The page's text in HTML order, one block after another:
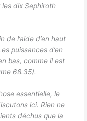
les dix Sephiroth
de l’aide d’en haut
puissances d’en
bas, comme il est
68.35).
essentielle, le
ici. Rien ne
déchus que la